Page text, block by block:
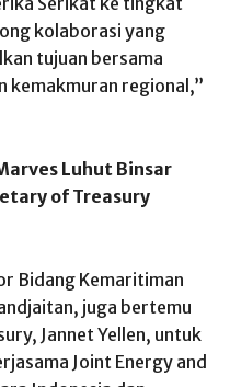
kolaborasi yang
tujuan bersama
kemakmuran regional,”
Luhut Binsar
of Treasury
Bidang Kemaritiman
juga bertemu
Jannet Yellen, untuk
Joint Energy and